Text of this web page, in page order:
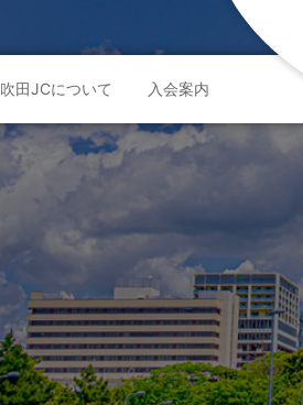
吹田JCについて 入会案内